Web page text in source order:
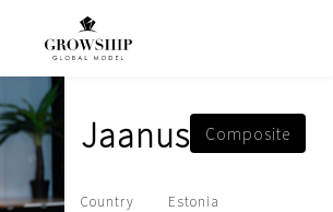
Jaanus Composite
Country
Estonia